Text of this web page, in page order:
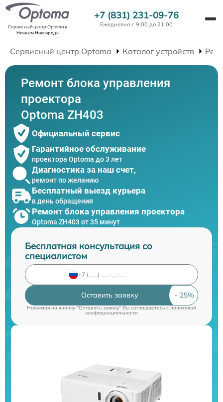
Сервисный центр Optomaв
Нижнем Новгороде
+7 (831) 231-09-76
Ежедневно с 9:00 до 21:00
Сервисный центр Optoma Каталог устройств
Ремонт блока управления
проектора
Optoma ZH403
Официальный сервис
Гарантийное обслуживание
проектора Optoma до 3 лет
Диагностика за наш счет,
ремонт по желанию
Бесплатный выезд курьера
в день обращения
Ремонт блока управления проектора
Optoma ZH403 от 35 минут
Бесплатная консультация со
специалистом
Оставить заявку
Нажимая на кнопку "Оставить заявку" Вы соглашаетесь cполитикой
конфиденциальности